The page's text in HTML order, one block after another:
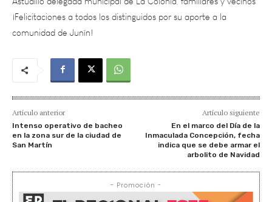
comunidad de Junín!
Artículo anterior
Intenso operativo de bacheo
en la zona sur de la ciudad de
San Martín
Artículo siguiente
En el marco del Día de la
Inmaculada Concepción, fecha
indica que se debe armar el
arbolito de Navidad
- Promoción -